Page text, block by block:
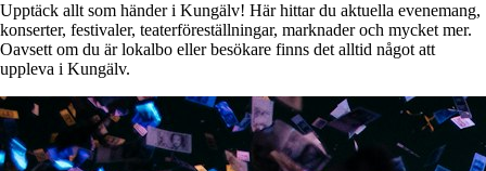
Upptäck allt som händer i Kungälv! Här hittar du aktuella evenemang,
konserter, festivaler, teaterföreställningar, marknader och mycket mer.
Oavsett om du är lokalbo eller besökare finns det alltid något att
uppleva i Kungälv.